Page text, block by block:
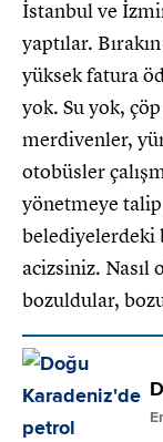
İstanbul ve
yaptılar.
yüksek fatura
yok. Su yok,
merdivenler,
otobüsler
yönetmeye talip
belediyelerdeki
acizsiniz. Nasıl
bozuldular,